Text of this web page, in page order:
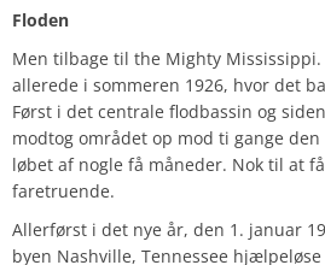
Floden
Men tilbage til the Mighty
allerede i sommeren 1926, hvor det
Først i det centrale flodbassin og
modtog området op mod ti gange
løbet af nogle få måneder. Nok til at
faretruende.
Allerførst i det nye år, den 1. januar
byen Nashville, Tennessee